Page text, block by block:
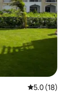
レビュー18
5.0 (18)